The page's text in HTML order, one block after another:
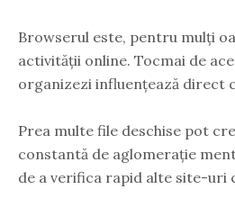
Browserul este, pentru mulți
activității online. Tocmai de
organizezi influențează direct
Prea multe file deschise pot
constantă de aglomerație
de a verifica rapid alte site-uri